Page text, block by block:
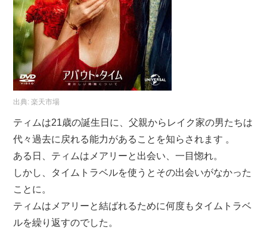
出典:楽天市場
ティムは21歳の誕生日に、父親からレイク家の男たちは
代々過去に戻れる能力があることを知らされます 。
ある日、ティムはメアリーと出会い、一目惚れ。
しかし、タイムトラベルを使うとその出会いがなかった
ことに。
ティムはメアリーと結ばれるために何度もタイムトラベ
ルを繰り返すのでした。